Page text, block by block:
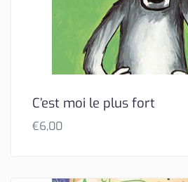
C’est moi le plus fort
€6,00